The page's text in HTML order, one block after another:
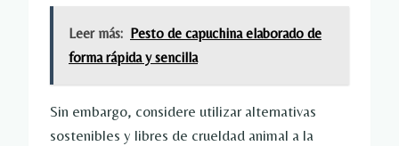
Leer más: Pesto de capuchina elaborado de
forma rápida y sencilla
Sin embargo, considere utilizar alternativas
sostenibles y libres de crueldad animal a la